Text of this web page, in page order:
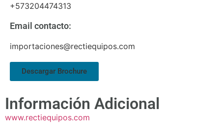
+573204474313
Email contacto:
importaciones@rectiequipos.com
Descargar Brochure
Información Adicional
www.rectiequipos.com